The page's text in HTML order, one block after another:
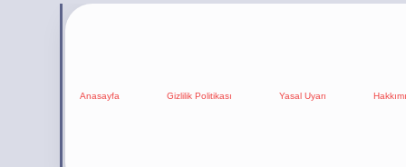
Anasayfa Gizlilik Politikası Yasal Uyarı